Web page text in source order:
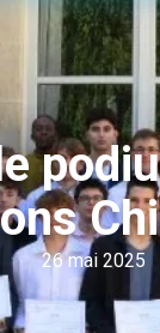
26 mai 2025